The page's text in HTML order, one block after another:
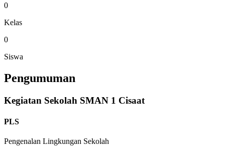
0
Kelas
0
Siswa
Pengumuman
Kegiatan Sekolah SMAN 1 Cisaat
PLS
Pengenalan Lingkungan Sekolah